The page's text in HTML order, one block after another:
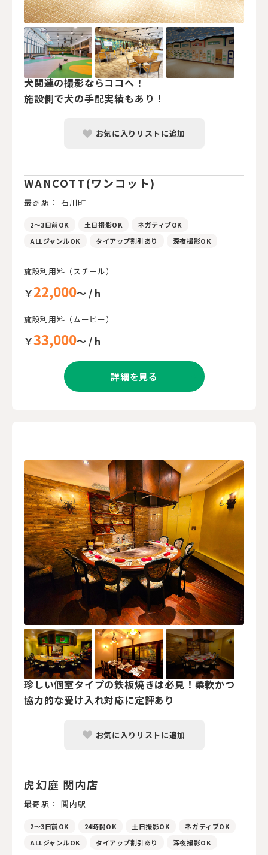
犬関連の撮影ならココへ！
施設側で犬の手配実績もあり！
お気に入りリストに追加
WANCOTT(ワンコット)
最寄駅： 石川町
2～3日前OK 土日撮影OK
ネガティブOK
ALLジャンルOK
タイアップ割引あり 深夜撮影OK
施設利用料（スチール）
￥22,000～ / h
施設利用料（ムービー）
￥33,000～ / h
詳細を見る
珍しい個室タイプの鉄板焼きは必見！柔軟かつ
協力的な受け入れ対応に定評あり
お気に入りリストに追加
虎幻庭 関内店
最寄駅： 関内駅
2～3日前OK 24時間OK 土日撮影OK
ネガティブOK
ALLジャンルOK
タイアップ割引あり 深夜撮影OK